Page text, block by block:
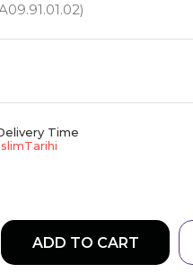
Time